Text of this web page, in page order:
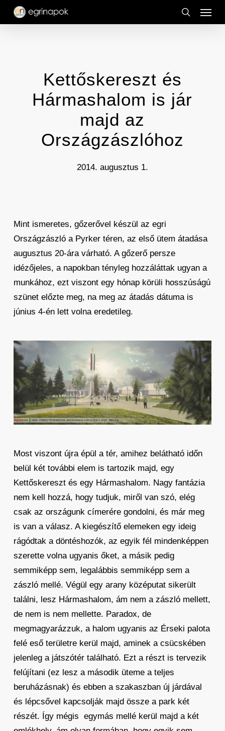
Skip
search
Menu
Kettőskereszt és
Hármashalom is jár
majd az
Országzászlóhoz
2014. augusztus 1.
Mint ismeretes, gőzerővel készül az egri
Országzászló a Pyrker téren, az első ütem átadása
augusztus 20-ára várható. A gőzerő persze
idézőjeles, a napokban tényleg hozzáláttak ugyan a
munkához, ezt viszont egy hónap körüli hosszúságú
szünet előzte meg, na meg az átadás dátuma is
június 4-én lett volna eredetileg.
Most viszont újra épül a tér, amihez belátható időn
belül két további elem is tartozik majd, egy
Kettőskereszt és egy Hármashalom. Nagy fantázia
nem kell hozzá, hogy tudjuk, miről van szó, elég
csak az országunk címerére gondolni, és már meg
is van a válasz. A kiegészítő elemeken egy ideig
rágódtak a döntéshozók, az egyik fél mindenképpen
szerette volna ugyanis őket, a másik pedig
semmiképp sem, legalábbis semmiképp sem a
zászló mellé. Végül egy arany középutat sikerült
találni, lesz Hármashalom, ám nem a zászló mellett,
de nem is nem mellette. Paradox, de
megmagyarázzuk, a halom ugyanis az Érseki palota
felé eső területre kerül majd, aminek a csücskében
jelenleg a játszótér található. Ezt a részt is tervezik
felújítani (ez lesz a második üteme a teljes
beruházásnak) és ebben a szakaszban új járdával
és lépcsővel kapcsolják majd össze a park két
részét. Így mégis egymás mellé kerül majd a két